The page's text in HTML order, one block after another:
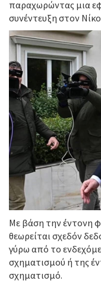
παραχωρώντας μια
συνέντευξη στον
Με βάση την έντονη
θεωρείται σχεδόν
γύρω από το
σχηματισμού ή της
σχηματισμό.